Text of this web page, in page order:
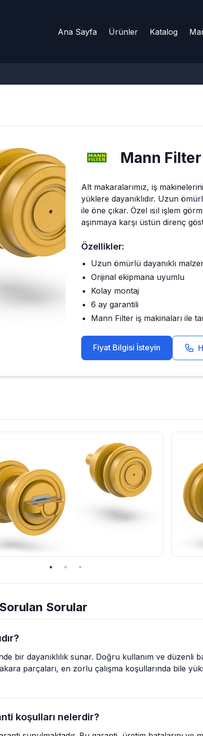
Ana Sayfa Ürünler Katalog
Mann Filter
Alt makaralarımız, iş
yüklere dayanıklıdır. Uzun
ile öne çıkar. Özel ısıl işlem
aşınmaya karşı üstün direnç
Özellikler:
Uzun ömürlü dayanıklı
Orijinal ekipmana uyumlu
Kolay montaj
6 ay garantili
Mann Filter iş makinaları ile
Fiyat Bilgisi İsteyin
Sorular
bir dayanıklılık sunar. Doğru kullanım ve düzenli
parçaları, en zorlu çalışma koşullarında bile
koşulları nelerdir?